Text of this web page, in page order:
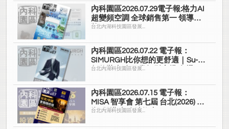
內科園區2026.07.29電子報:格力AI
超變頻空調 全球銷售第一 領導品
牌
台北內湖科技園區發展...
內科園區2026.07.22 電子報：
SIMURGH比你想的更舒適｜Su-Si
舒仕裝 都會日常輕鬆穿搭 免燙可
台北內湖科技園區發展...
內科園區2026.07.15 電子報：
MISA 智享會 第七屆 台北(2026) 投
資/併購 實務精修班
台北內湖科技園區發展...